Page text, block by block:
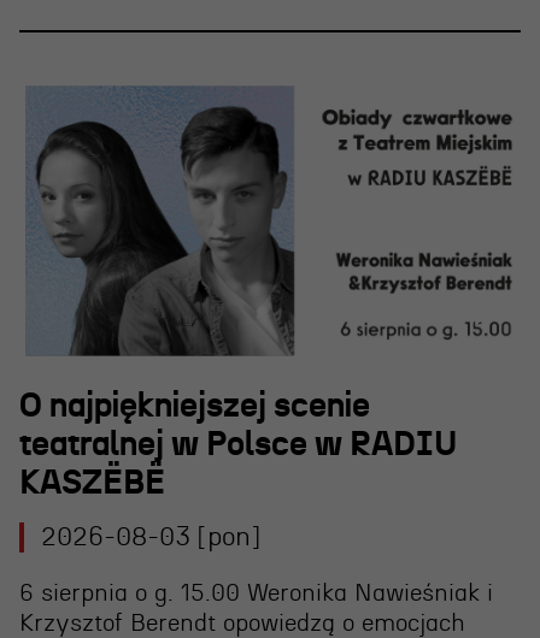
O najpiękniejszej scenie
teatralnej w Polsce w RADIU
KASZËBË
2026-08-03 [pon]
6 sierpnia o g. 15.00 Weronika Nawieśniak i
Krzysztof Berendt opowiedzą o emocjach